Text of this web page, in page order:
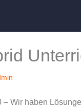
– Wir haben